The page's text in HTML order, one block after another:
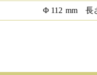
Φ 112 mm 長